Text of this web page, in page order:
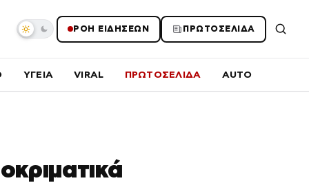
ΡΟΗ ΕΙΔΗΣΕΩΝ ΠΡΩΤΟΣΕΛΙΔΑ
ΥΓΕΙΑ VIRAL ΠΡΩΤΟΣΕΛΙΔΑ AUTO